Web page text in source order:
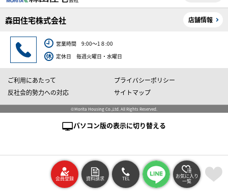
森田住宅株式会社 店舗情報
営業時間 9:00～1８:00
定休日 毎週火曜日・水曜日
ご利用にあたって
プライバシーポリシー
反社会的勢力への対応
サイトマップ
©Morita Housing Co.,Ltd. All Rights Reserved.
パソコン版の表示に切り替える
会員登録 資料請求 TEL お気に入り
一覧